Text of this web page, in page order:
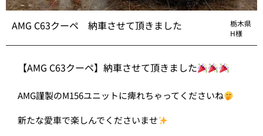
AMG C63クーペ 納車させて頂きました
栃木県
H様
【AMG C63クーペ】納車させて頂きました
AMG謹製のM156ユニットに痺れちゃってくださいね
新たな愛車で楽しんでくださいませ